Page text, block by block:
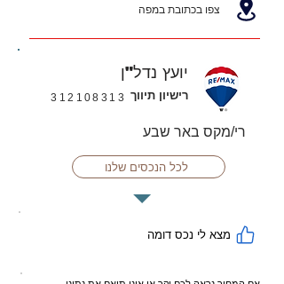
צפו בכתובת במפה
יועץ נדל"ן
312108313 רישיון תיווך
רי/מקס באר שבע
לכל הנכסים שלנו
מצא לי נכס דומה